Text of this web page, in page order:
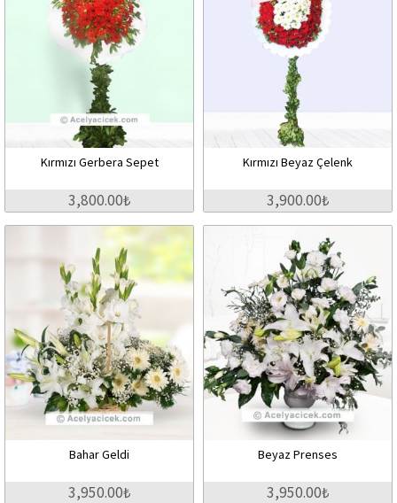
Kırmızı Gerbera Sepet
3,800.00₺
Kırmızı Beyaz Çelenk
3,900.00₺
Bahar Geldi
3,950.00₺
Beyaz Prenses
3,950.00₺